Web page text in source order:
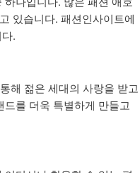
있습니다. 패션인사이트에
.
해 젊은 세대의 사랑을 받고
를 더욱 특별하게 만들고